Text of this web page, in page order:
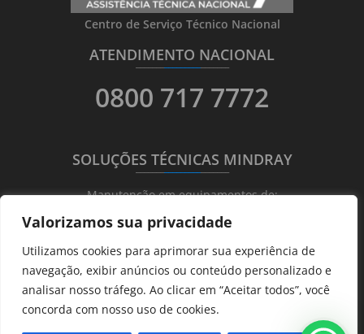
Valorizamos sua privacidade
Utilizamos cookies para aprimorar sua experiência de
navegação, exibir anúncios ou conteúdo personalizado e
analisar nosso tráfego. Ao clicar em “Aceitar todos”, você
concorda com nosso uso de cookies.
Centro de Serviço Técnico Nacional
ATENDIMENTO NACIONAL
_______________________
0800 717 7772
SOLUÇÕES TÉCNICAS MINDRAY
_______________________
Manutenção em equipamentos de:
Ultrassonografia
Ecocardiografia
Transdutores
Hematológicos